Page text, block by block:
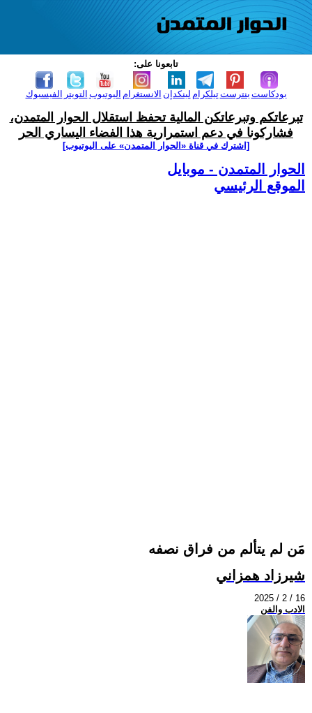
تابعونا على:
الفيسبوك التويتر اليوتيوب الانستغرام لينكدإن تيلكرامبنترست بودكاست
تبرعاتكم وتبرعاتكن المالية تحفظ استقلال الحوار المتمدن،
فشاركونا في دعم استمرارية هذا الفضاء اليساري الحر
[اشترك في قناة ‫«الحوار المتمدن» على اليوتيوب]
الحوار المتمدن - موبايل
الموقع الرئيسي
مَن لم يتألم من فراق نصفه
شيرزاد همزاني
2025 / 2 / 16
الادب والفن